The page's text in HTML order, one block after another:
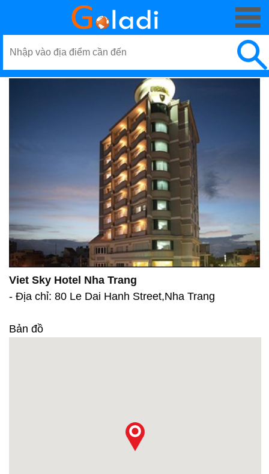
Viet Sky Hotel Nha Trang
- Địa chỉ: 80 Le Dai Hanh Street,Nha Trang
Bản đồ